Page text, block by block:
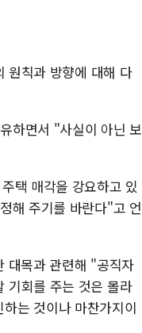
원칙과 방향에 대해 다
하면서 "사실이 아닌 보
택 매각을 강요하고 있
해 주기를 바란다"고 언
대목과 관련해 "공직자
기회를 주는 것은 몰라
는 것이나 마찬가지이